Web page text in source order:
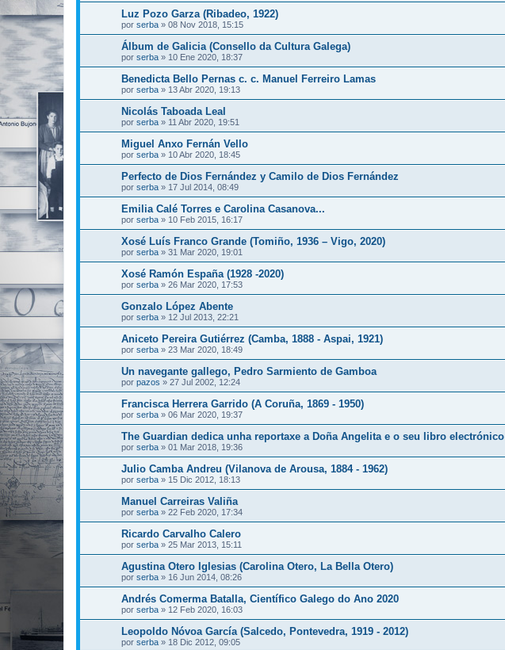
Luz Pozo Garza (Ribadeo, 1922)
por serba » 08 Nov 2018, 15:15
Álbum de Galicia (Consello da Cultura Galega)
por serba » 10 Ene 2020, 18:37
Benedicta Bello Pernas c. c. Manuel Ferreiro Lamas
por serba » 13 Abr 2020, 19:13
Nicolás Taboada Leal
por serba » 11 Abr 2020, 19:51
Miguel Anxo Fernán Vello
por serba » 10 Abr 2020, 18:45
Perfecto de Dios Fernández y Camilo de Dios Fernández
por serba » 17 Jul 2014, 08:49
Emilia Calé Torres e Carolina Casanova...
por serba » 10 Feb 2015, 16:17
Xosé Luís Franco Grande (Tomiño, 1936 – Vigo, 2020)
por serba » 31 Mar 2020, 19:01
Xosé Ramón España (1928 -2020)
por serba » 26 Mar 2020, 17:53
Gonzalo López Abente
por serba » 12 Jul 2013, 22:21
Aniceto Pereira Gutiérrez (Camba, 1888 - Aspai, 1921)
por serba » 23 Mar 2020, 18:49
Un navegante gallego, Pedro Sarmiento de Gamboa
por pazos » 27 Jul 2002, 12:24
Francisca Herrera Garrido (A Coruña, 1869 - 1950)
por serba » 06 Mar 2020, 19:37
The Guardian dedica unha reportaxe a Doña Angelita e o seu libro electrónico
por serba » 01 Mar 2018, 19:36
Julio Camba Andreu (Vilanova de Arousa, 1884 - 1962)
por serba » 15 Dic 2012, 18:13
Manuel Carreiras Valiña
por serba » 22 Feb 2020, 17:34
Ricardo Carvalho Calero
por serba » 25 Mar 2013, 15:11
Agustina Otero Iglesias (Carolina Otero, La Bella Otero)
por serba » 16 Jun 2014, 08:26
Andrés Comerma Batalla, Científico Galego do Ano 2020
por serba » 12 Feb 2020, 16:03
Leopoldo Nóvoa García (Salcedo, Pontevedra, 1919 - 2012)
por serba » 18 Dic 2012, 09:05